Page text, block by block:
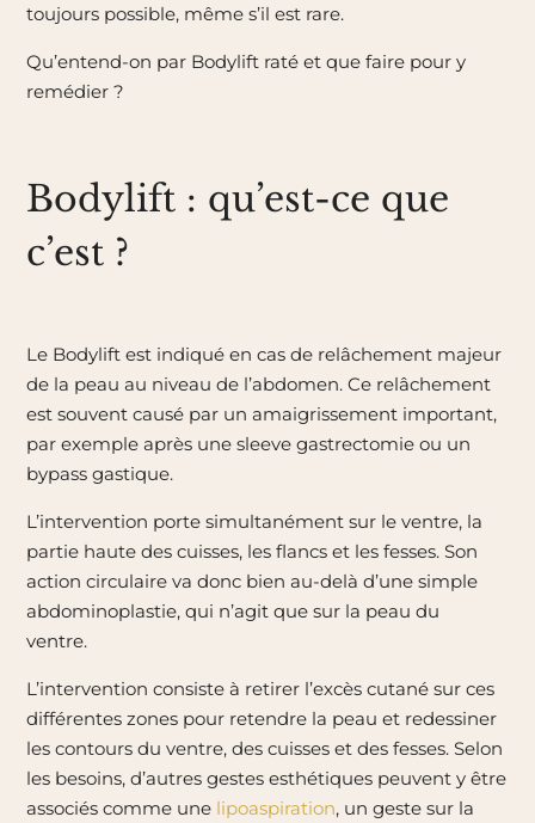
toujours possible, même s’il est rare.
Qu’entend-on par Bodylift raté et que faire pour y
remédier ?
Bodylift : qu’est-ce que
c’est ?
Le Bodylift est indiqué en cas de relâchement majeur
de la peau au niveau de l’abdomen. Ce relâchement
est souvent causé par un amaigrissement important,
par exemple après une sleeve gastrectomie ou un
bypass gastique.
L’intervention porte simultanément sur le ventre, la
partie haute des cuisses, les flancs et les fesses. Son
action circulaire va donc bien au-delà d’une simple
abdominoplastie, qui n’agit que sur la peau du
ventre.
L’intervention consiste à retirer l’excès cutané sur ces
différentes zones pour retendre la peau et redessiner
les contours du ventre, des cuisses et des fesses. Selon
les besoins, d’autres gestes esthétiques peuvent y être
associés comme une lipoaspiration, un geste sur la